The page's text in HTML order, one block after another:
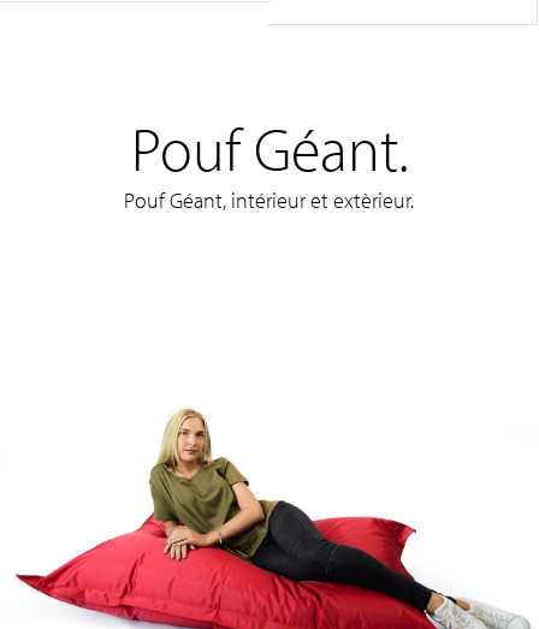
Pouf Géant.
Pouf Géant, intérieur et extèrieur.